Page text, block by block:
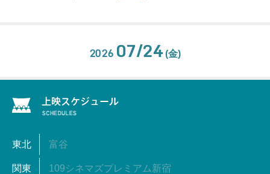
2026 07/24(金)
東北 富谷
関東 109シネマズプレミアム新宿